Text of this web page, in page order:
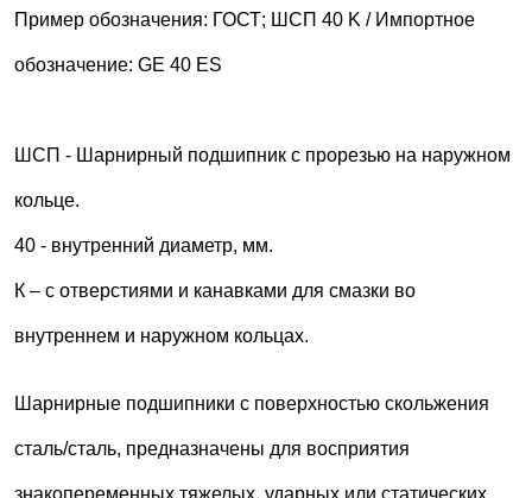
Пример обозначения: ГОСТ; ШСП 40 K / Импортное
обозначение: GE 40 ES
ШСП - Шарнирный подшипник с прорезью на наружном
кольце.
40 - внутренний диаметр, мм.
К – с отверстиями и канавками для смазки во
внутреннем и наружном кольцах.
Шарнирные подшипники с поверхностью скольжения
сталь/сталь, предназначены для восприятия
знакопеременных тяжелых, ударных или статических